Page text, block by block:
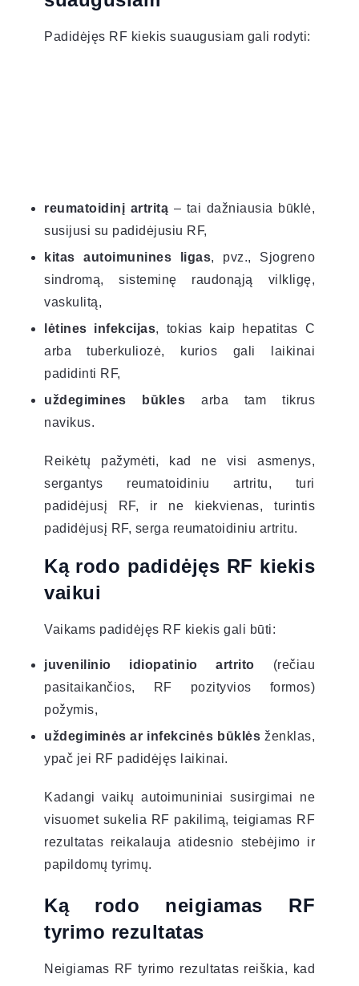
Padidėjęs RF kiekis suaugusiam gali rodyti:
reumatoidinį artritą – tai dažniausia būklė,
susijusi su padidėjusiu RF,
kitas autoimunines ligas, pvz., Sjogreno
sindromą, sisteminę raudonąją vilkligę,
vaskulitą,
lėtines infekcijas, tokias kaip hepatitas C
arba tuberkuliozė, kurios gali laikinai
padidinti RF,
uždegimines būkles arba tam tikrus
navikus.
Reikėtų pažymėti, kad ne visi asmenys,
sergantys reumatoidiniu artritu, turi
padidėjusį RF, ir ne kiekvienas, turintis
padidėjusį RF, serga reumatoidiniu artritu.
Ką rodo padidėjęs RF kiekis
vaikui
Vaikams padidėjęs RF kiekis gali būti:
juvenilinio idiopatinio artrito (rečiau
pasitaikančios, RF pozityvios formos)
požymis,
uždegiminės ar infekcinės būklės ženklas,
ypač jei RF padidėjęs laikinai.
Kadangi vaikų autoimuniniai susirgimai ne
visuomet sukelia RF pakilimą, teigiamas RF
rezultatas reikalauja atidesnio stebėjimo ir
papildomų tyrimų.
Ką rodo neigiamas RF
tyrimo rezultatas
Neigiamas RF tyrimo rezultatas reiškia, kad